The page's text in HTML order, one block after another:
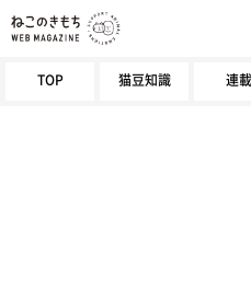
TOP 猫豆知識 連載